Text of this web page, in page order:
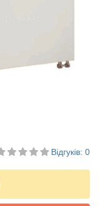
Відгуків: 0